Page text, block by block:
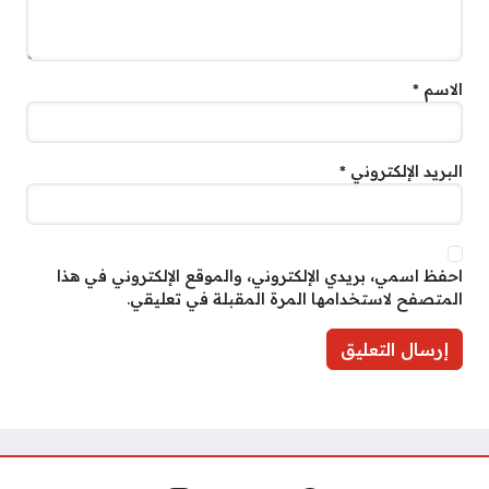
الاسم *
البريد الإلكتروني *
احفظ اسمي، بريدي الإلكتروني، والموقع الإلكتروني في هذا
المتصفح لاستخدامها المرة المقبلة في تعليقي.